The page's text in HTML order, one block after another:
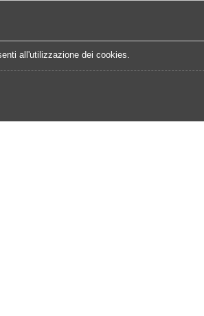
all'utilizzazione dei cookies.